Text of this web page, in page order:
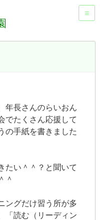
≡
年長さんのらいおん
でたくさん応援して
の手紙を書きました
たい＾＾？と聞いて
＾
ングだけ習う所が多
「読む（リーディン